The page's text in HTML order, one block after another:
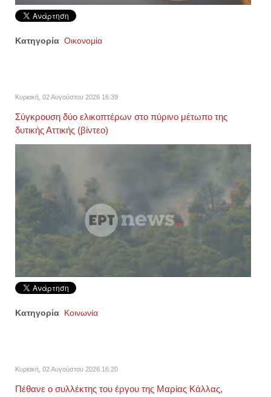
Κατηγορία Οικονομία
Κυριακή, 02 Αυγούστου 2026 16:39
Σύγκρουση δύο ελικοπτέρων στο πύρινο μέτωπο της
δυτικής Αττικής (βίντεο)
Κατηγορία Κοινωνία
Κυριακή, 02 Αυγούστου 2026 16:20
Πέθανε ο συλλέκτης του έργου της Μαρίας Κάλλας,